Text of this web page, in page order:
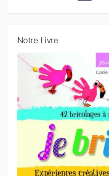
Notre Livre